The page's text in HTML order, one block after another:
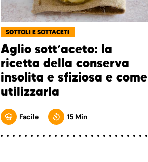
SOTTOLI E SOTTACETI
Aglio sott’aceto: la
ricetta della conserva
insolita e sfiziosa e come
utilizzarla
Facile 15 Min